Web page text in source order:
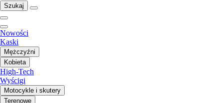
Szukaj
Nowości
Kaski
Mężczyźni
Kobieta
High-Tech
Wyścigi
Motocykle i skutery
Terenowe